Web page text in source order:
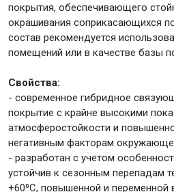
покрытия, обеспечивающего
окрашивания соприкасающихся
состав рекомендуется
помещений или в качестве базы
Свойства:
- современное гибридное
покрытие с крайне высокими
атмосферостойкости и
негативным факторам
- разработан с учетом
устойчив к сезонным перепадам
+60⁰С, повышенной и переменной